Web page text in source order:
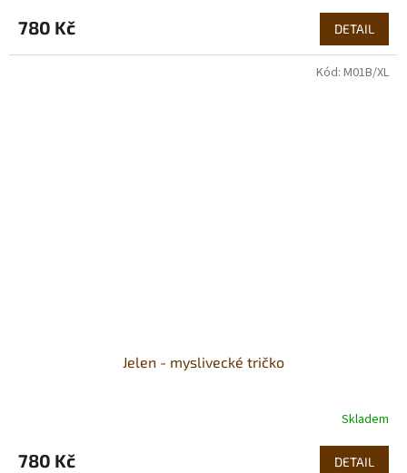
780 Kč DETAIL
Jelen - myslivecké tričko
Skladem
780 Kč DETAIL
Kód: M01B/XL